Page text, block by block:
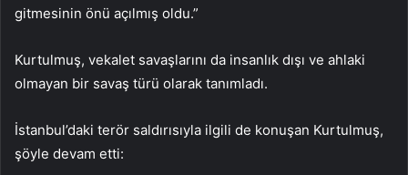
gitmesinin önü açılmış oldu.”
Kurtulmuş, vekalet savaşlarını da insanlık dışı ve ahlaki
olmayan bir savaş türü olarak tanımladı.
İstanbul’daki terör saldırısıyla ilgili de konuşan Kurtulmuş,
şöyle devam etti: